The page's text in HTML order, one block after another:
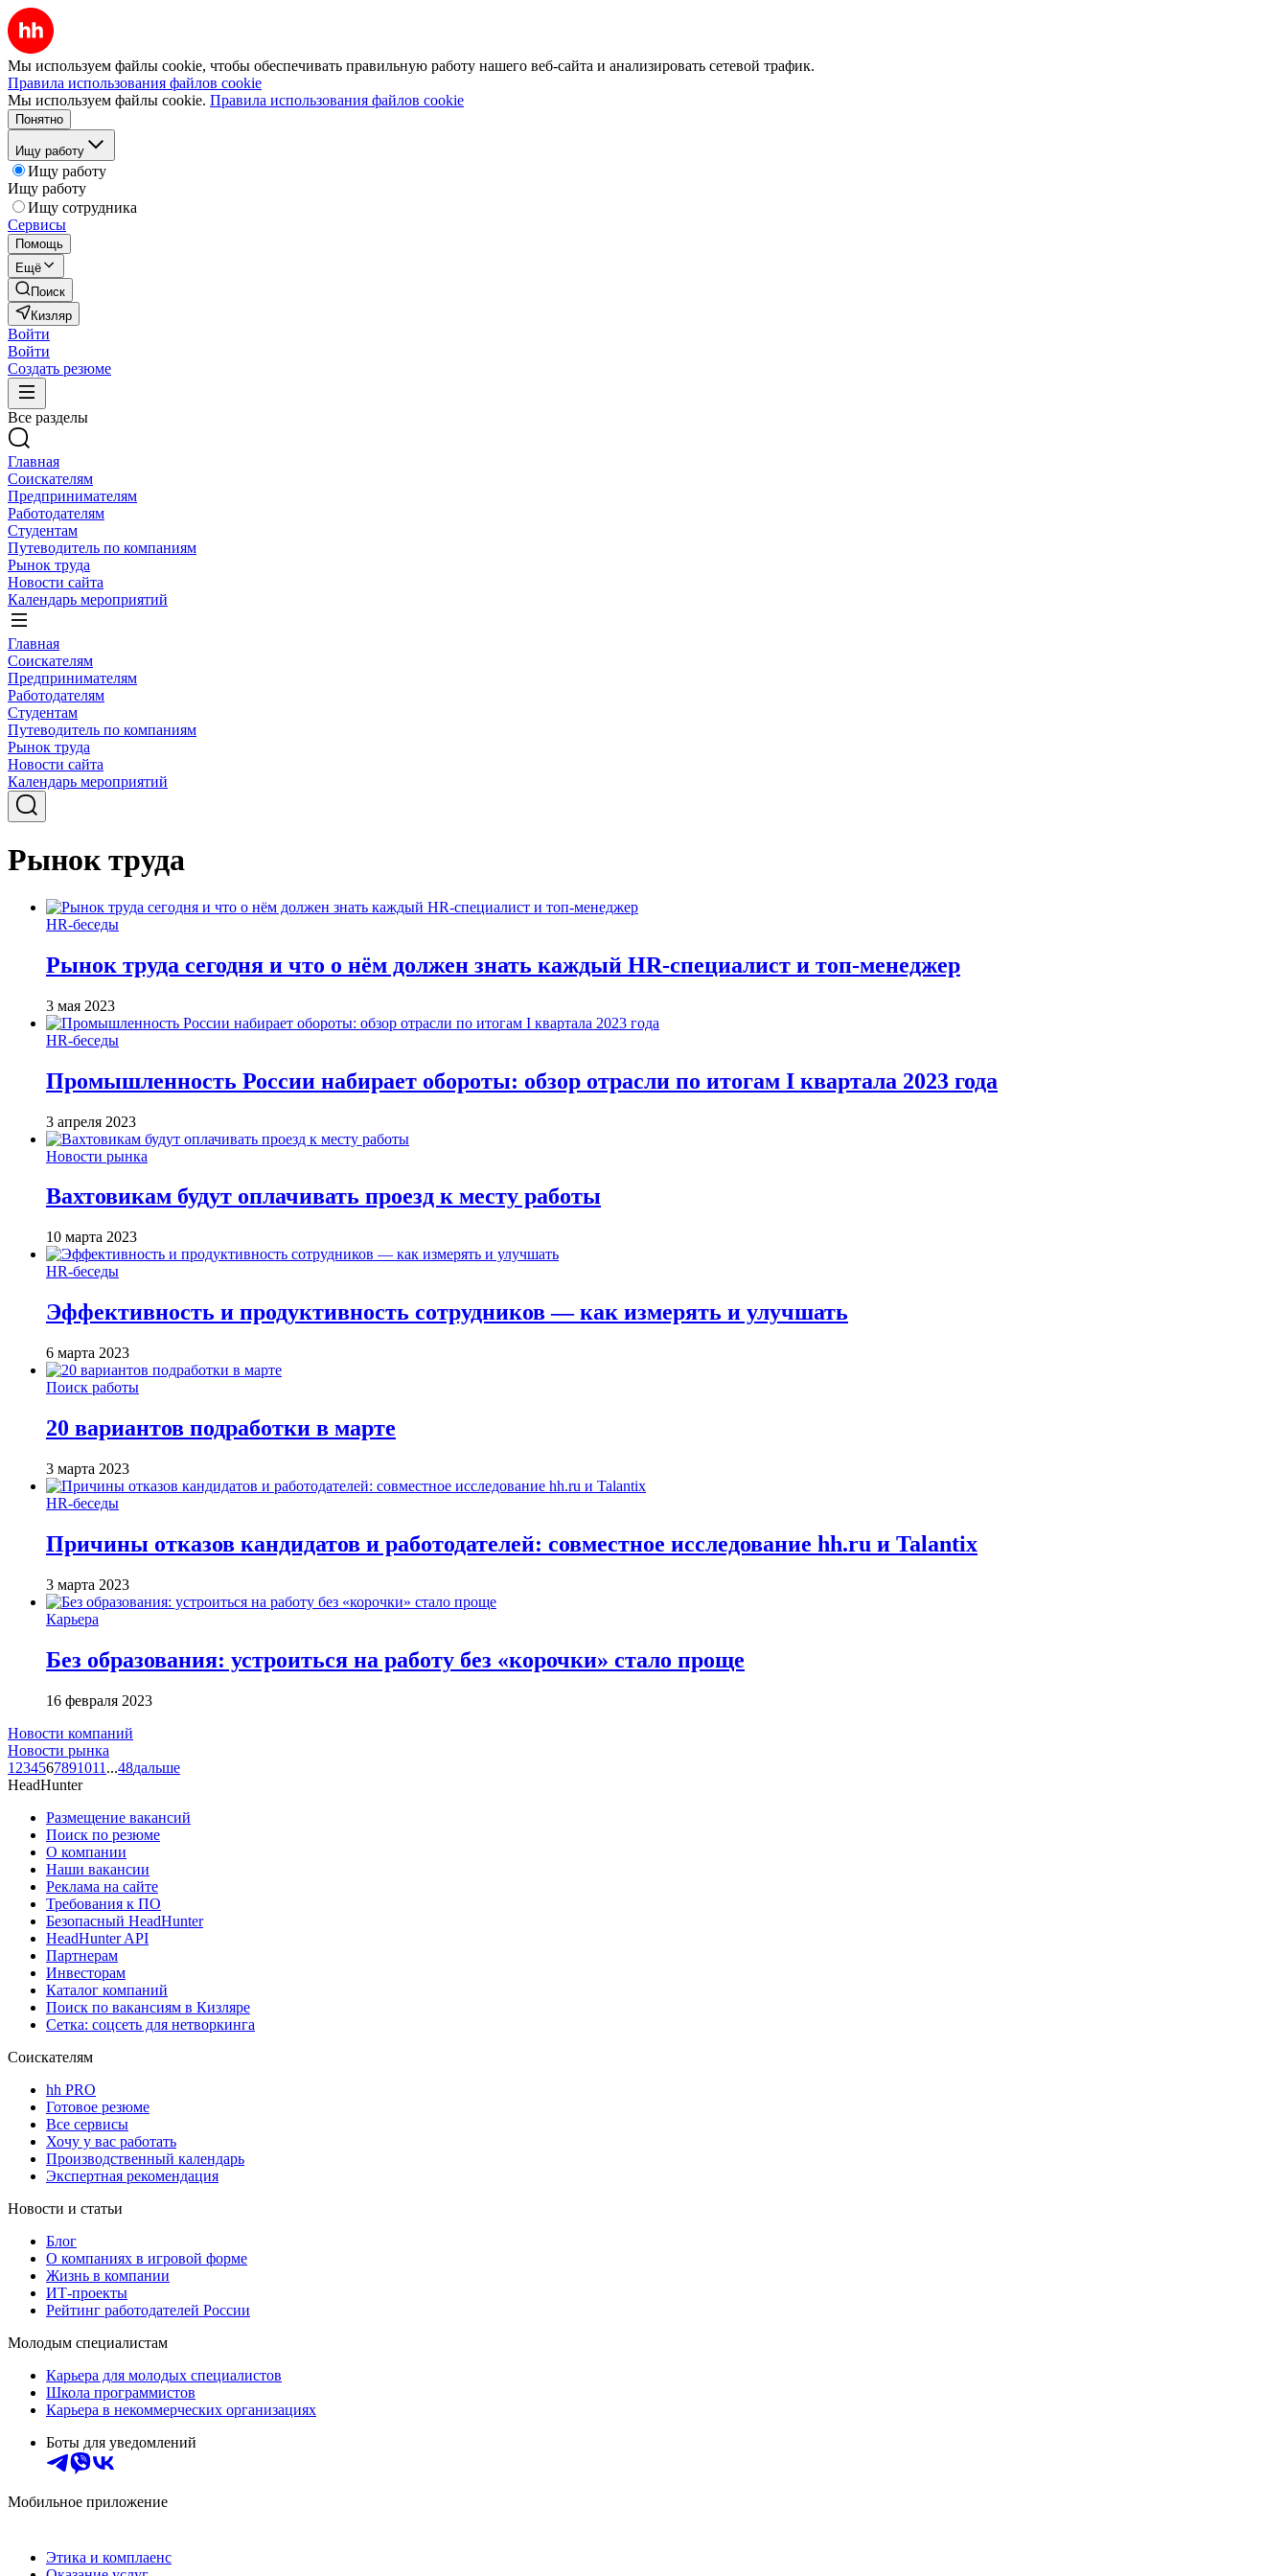
Мы используем файлы cookie, чтобы обеспечивать правильную работу нашего веб-сайта и анализировать сетевой трафик.
Правила использования файлов cookie
Мы используем файлы cookie. Правила использования файлов cookie
Понятно
Ищу работу
Ищу работу
Ищу работу
Ищу сотрудника
Сервисы
Помощь
Ещё
Поиск
Кизляр
Войти
Войти
Создать резюме
Все разделы
Главная
Соискателям
Предпринимателям
Работодателям
Студентам
Путеводитель по компаниям
Рынок труда
Новости сайта
Календарь мероприятий
Главная
Соискателям
Предпринимателям
Работодателям
Студентам
Путеводитель по компаниям
Рынок труда
Новости сайта
Календарь мероприятий
Рынок труда
HR-беседы
Рынок труда сегодня и что о нём должен знать каждый HR-специалист и топ-менеджер
3 мая 2023
HR-беседы
Промышленность России набирает обороты: обзор отрасли по итогам I квартала 2023 года
3 апреля 2023
Новости рынка
Вахтовикам будут оплачивать проезд к месту работы
10 марта 2023
HR-беседы
Эффективность и продуктивность сотрудников — как измерять и улучшать
6 марта 2023
Поиск работы
20 вариантов подработки в марте
3 марта 2023
HR-беседы
Причины отказов кандидатов и работодателей: совместное исследование hh.ru и Talantix
3 марта 2023
Карьера
Без образования: устроиться на работу без «корочки» стало проще
16 февраля 2023
Новости компаний
Новости рынка
1 234567891011 ...48дальше
HeadHunter
Размещение вакансий
Поиск по резюме
О компании
Наши вакансии
Реклама на сайте
Требования к ПО
Безопасный HeadHunter
HeadHunter API
Партнерам
Инвесторам
Каталог компаний
Поиск по вакансиям в Кизляре
Сетка: соцсеть для нетворкинга
Соискателям
hh PRO
Готовое резюме
Все сервисы
Хочу у вас работать
Производственный календарь
Экспертная рекомендация
Новости и статьи
Блог
О компаниях в игровой форме
Жизнь в компании
ИТ-проекты
Рейтинг работодателей России
Молодым специалистам
Карьера для молодых специалистов
Школа программистов
Карьера в некоммерческих организациях
Боты для уведомлений
Мобильное приложение
Этика и комплаенс